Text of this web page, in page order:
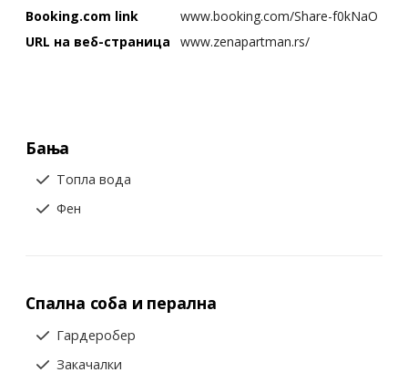
Booking.com link
www.booking.com/Share-f0kNaO
URL на веб-страница
www.zenapartman.rs/
Бања
Топла вода
Фен
Спална соба и перална
Гардеробер
Закачалки